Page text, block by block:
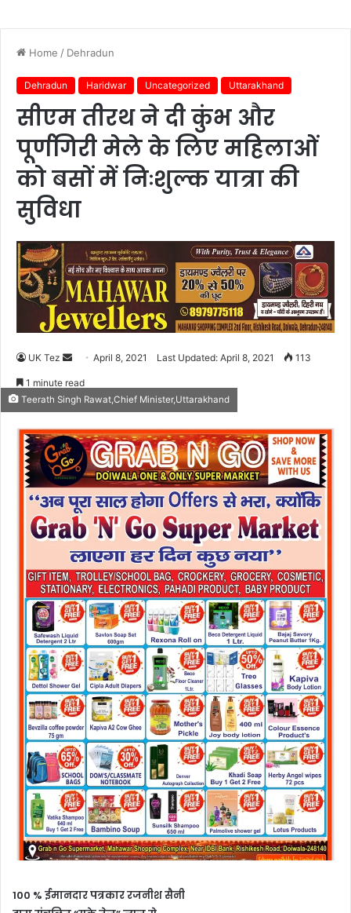
Home / Dehradun
Dehradun Haridwar Uncategorized Uttarakhand
सीएम तीरथ ने दी कुंभ और
पूर्णगिरी मेले के लिए महिलाओं
को बसों में निःशुल्क यात्रा की
सुविधा
UK Tez
n
d
a
e
m
a
i
April 8, 2021 Last Updated: April 8, 2021 113
1 minute read
Teerath Singh Rawat,Chief Minister,Uttarakhand
100 % ईमानदार पत्रकार रजनीश सैनी